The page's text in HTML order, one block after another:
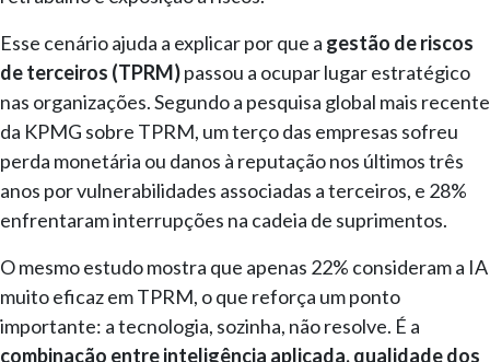
Esse cenário ajuda a explicar por que a gestão de riscos
de terceiros (TPRM)passou a ocupar lugar estratégico
nas organizações. Segundo a pesquisa global mais recente
da KPMG sobre TPRM, um terço das empresas sofreu
perda monetária ou danos à reputação nos últimos três
anos por vulnerabilidades associadas a terceiros, e 28%
enfrentaram interrupções na cadeia de suprimentos.
O mesmo estudo mostra que apenas 22% consideram a IA
muito eficaz em TPRM, o que reforça um ponto
importante: a tecnologia, sozinha, não resolve. É a
combinação entre inteligência aplicada, qualidade dos